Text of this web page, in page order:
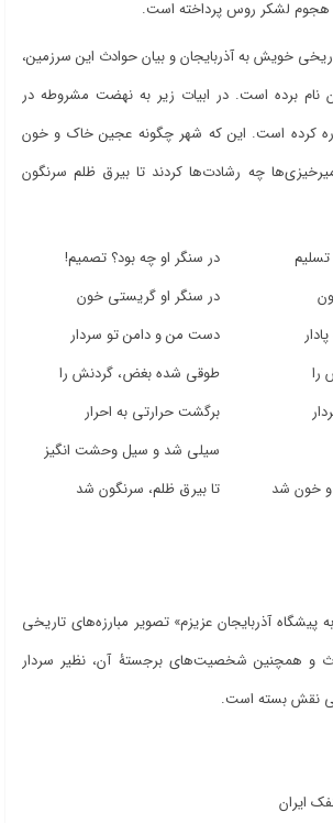
هجوم لشکر روس پرداخته است.
خویش به آذربایجان و بیان حوادث این سرزمین،
نام برده است. در ابیات زیر به نهضت مشروطه در
کرده است. این که شهر چگونه عجین خاک و خون
چه رشادت‌ها کردند تا بیرق ظلم سرنگون
را
خون شد
در سنگر او چه بود؟ تصمیم!
در سنگر او گریستی خون
دست من و دامن تو سردار
طوقی شده بغض، گردنش را
برگشت حرارتی به احرار
سیلی شد و سیل وحشت انگیز
تا بیرق ظلم، سرنگون شد
آذربایجان عزیزم» تصویر مبارزه‌های تاریخی
و همچنین شخصیت‌های برجستۀ آن، نظیر سردار
نقش بسته است.